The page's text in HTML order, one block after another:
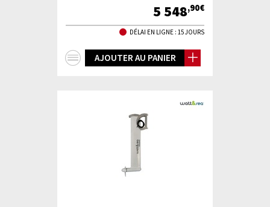
5 548,90€
DÉLAI EN LIGNE : 15 JOURS
AJOUTER AU PANIER